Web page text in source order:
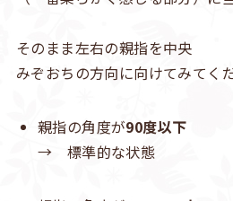
そのまま左右の親指を中央
みぞおちの方向に向けてみてく
親指の角度が90度以下
→ 標準的な状態